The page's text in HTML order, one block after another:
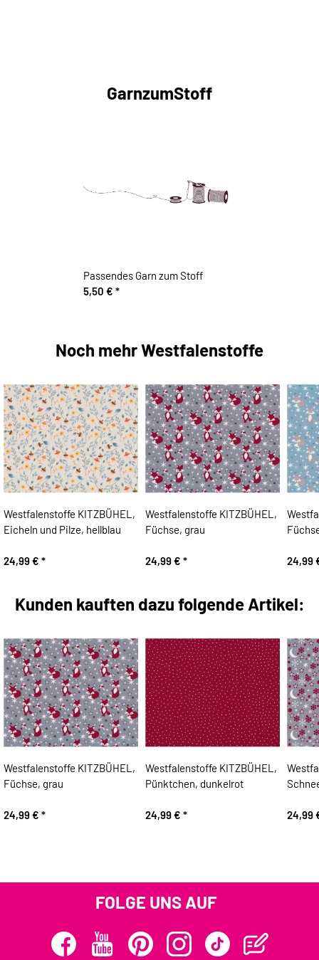
GarnzumStoff
Passendes Garn zum Stoff
5,50 € *
Noch mehr Westfalenstoffe
Westfalenstoffe KITZBÜHEL,
Eicheln und Pilze, hellblau
24,99 € *
Westfalenstoffe KITZBÜHEL,
Füchse, grau
24,99 € * 24,99
Kunden kauften dazu folgende Artikel:
Westfalenstoffe KITZBÜHEL,
Füchse, grau
24,99 € *
Westfalenstoffe KITZBÜHEL,
Pünktchen, dunkelrot
24,99 € * 24,99
FOLGE UNS AUF